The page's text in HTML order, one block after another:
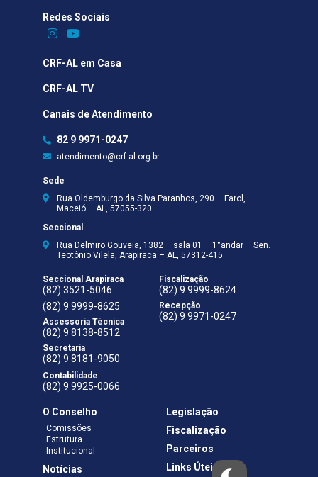
Redes Sociais​
CRF-AL em Casa
CRF-AL TV
Canais de Atendimento
82 9 9971-0247
atendimento@crf-al.org.br
Sede
Rua Oldemburgo da Silva Paranhos, 290 – Farol,
Maceió – AL, 57055-320
Seccional
Rua Delmiro Gouveia, 1382 – sala 01 – 1°andar – Sen.
Teotônio Vilela, Arapiraca – AL, 57312-415
Seccional Arapiraca
(82) 3521-5046
(82) 9 9999-8625
Assessoria Técnica
(82) 9 8138-8512
Secretaria
(82) 9 8181-9050
Contabilidade
(82) 9 9925-0066
Fiscalização
(82) 9 9999-8624
Recepção
(82) 9 9971-0247
O Conselho
Comissões
Estrutura
Institucional
Notícias
Legislação
Fiscalização
Parceiros
Links Úteis